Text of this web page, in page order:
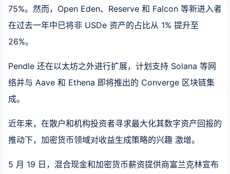
75%。然而，Open Eden、Reserve 和 Falcon 等新进入者
在过去一年中已将非 USDe 资产的占比从 1% 提升至
26%。
Pendle 还在以太坊之外进行扩展，计划支持 Solana 等网
络并与 Aave 和 Ethena 即将推出的 Converge 区块链集
成。
近年来，在散户和机构投资者寻求最大化其数字资产回报的
推动下，加密货币领域对收益生成策略的兴趣 激增。
5 月 19 日，混合现金和加密货币薪资提供商富兰克林宣布